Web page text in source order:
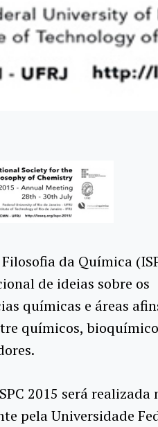
Filosofia da Química (
de ideias sobre os
químicas e áreas
químicos,
2015 será realizada
pelaUniversidade